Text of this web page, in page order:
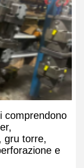
comprendono
gru torre,
e